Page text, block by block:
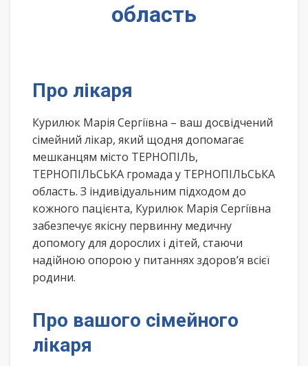
область
Про лікаря
Курилюк Марія Сергіївна – ваш досвідчений
сімейний лікар, який щодня допомагає
мешканцям місто ТЕРНОПІЛЬ,
ТЕРНОПІЛЬСЬКА громада у ТЕРНОПІЛЬСЬКА
область. З індивідуальним підходом до
кожного пацієнта, Курилюк Марія Сергіївна
забезпечує якісну первинну медичну
допомогу для дорослих і дітей, стаючи
надійною опорою у питаннях здоров’я всієї
родини.
Про вашого сімейного
лікаря